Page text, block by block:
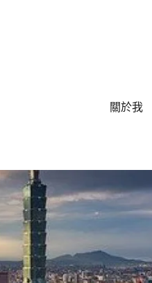
關於我